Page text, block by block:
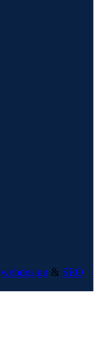
webdesign & SEO